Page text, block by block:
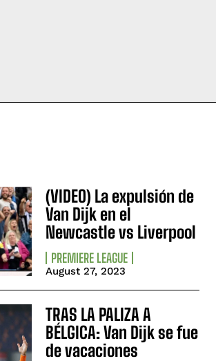
(VIDEO) La expulsión de
Van Dijk en el
Newcastle vs Liverpool
PREMIERE LEAGUE
August 27, 2023
TRAS LA PALIZA A
BÉLGICA: Van Dijk se fue
de vacaciones